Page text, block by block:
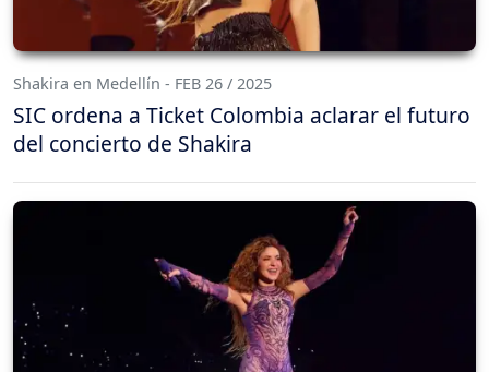
Shakira en Medellín - FEB 26 / 2025
SIC ordena a Ticket Colombia aclarar el futuro
del concierto de Shakira